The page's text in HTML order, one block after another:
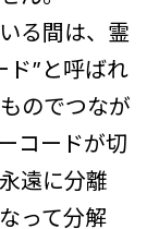
る間は、霊
ド”と呼ばれ
のでつなが
コードが切
遠に分離
って分解